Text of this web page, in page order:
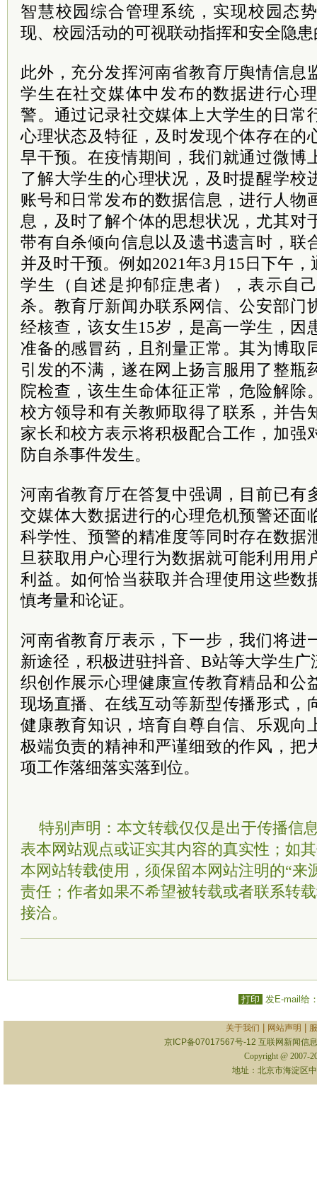
智慧校园综合管理系统，实现校园态
现、校园活动的可视联动指挥和安全隐
此外，充分发挥河南省教育厅舆情信息
学生在社交媒体中发布的数据进行心
警。通过记录社交媒体上大学生的日常
心理状态及特征，及时发现个体存在的
早干预。在疫情期间，我们就通过微博
了解大学生的心理状况，及时提醒学校
账号和日常发布的数据信息，进行人物
息，及时了解个体的思想状况，尤其对
带有自杀倾向信息以及遗书遗言时，联
并及时干预。例如2021年3月15日下午
学生（自述是抑郁症患者），表示自
杀。教育厅新闻办联系网信、公安部门
经核查，该女生15岁，是高一学生，因
准备的感冒药，且剂量正常。其为博取
引发的不满，遂在网上扬言服用了整瓶
院检查，该生生命体征正常，危险解除
校方领导和有关教师取得了联系，并告
家长和校方表示将积极配合工作，加强
防自杀事件发生。
河南省教育厅在答复中强调，目前已有
交媒体大数据进行的心理危机预警还面
科学性、预警的精准度等同时存在数据
旦获取用户心理行为数据就可能利用用
利益。如何恰当获取并合理使用这些数
慎考量和论证。
河南省教育厅表示，下一步，我们将进
新途径，积极进驻抖音、B站等大学生
织创作展示心理健康宣传教育精品和公
现场直播、在线互动等新型传播形式，
健康教育知识，培育自尊自信、乐观向
极端负责的精神和严谨细致的作风，把
项工作落细落实落到位。
特别声明：本文转载仅仅是出于传播信
表本网站观点或证实其内容的真实性；如
本网站转载使用，须保留本网站注明的“来
责任；作者如果不希望被转载或者联系转
接洽。
打印 发E-mail给
关于我们 网站声明
京ICP备07017567号-12 互联网新闻信
Copyright @ 2007-
地址：北京市海淀区